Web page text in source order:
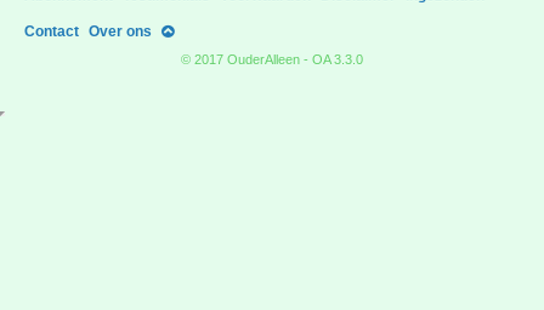
Contact Over ons
© 2017 OuderAlleen - OA 3.3.0